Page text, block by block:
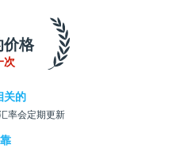
次
价格
关的
率会定期更新